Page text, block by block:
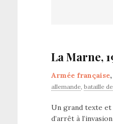
La Marne,
Armée française,
allemande, bataille
Un grand texte et
d’arrêt à